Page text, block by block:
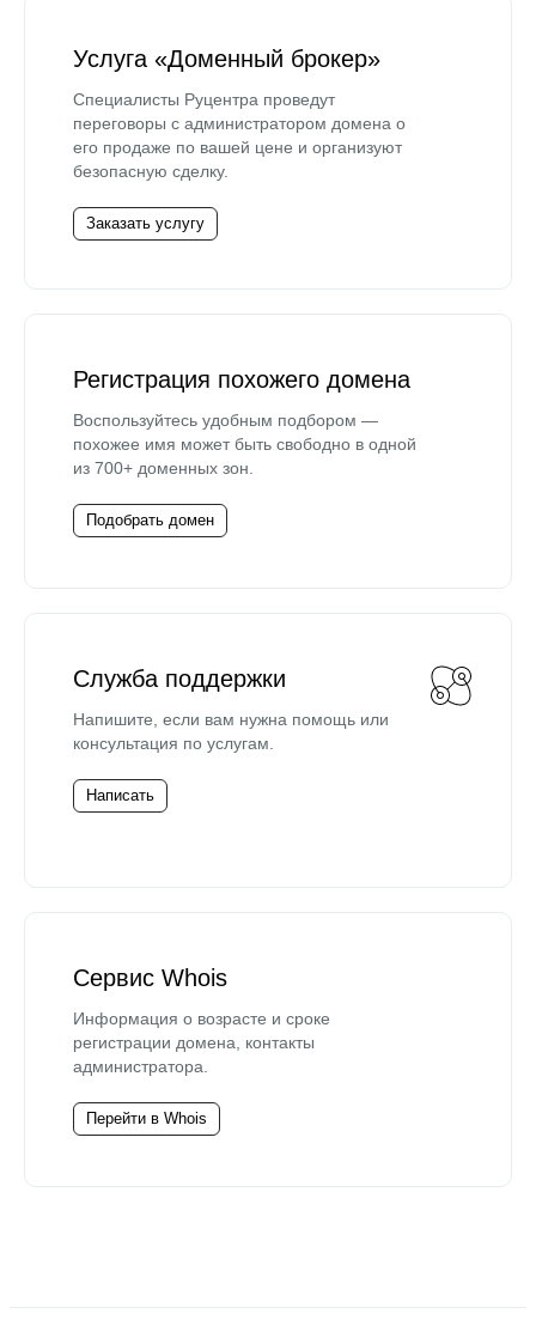
Услуга «Доменный брокер»
Специалисты Руцентра проведут
переговоры с администратором домена о
его продаже по вашей цене и организуют
безопасную сделку.
Заказать услугу
Регистрация похожего домена
Воспользуйтесь удобным подбором —
похожее имя может быть свободно в одной
из 700+ доменных зон.
Подобрать домен
Служба поддержки
Напишите, если вам нужна помощь или
консультация по услугам.
Написать
Сервис Whois
Информация о возрасте и сроке
регистрации домена, контакты
администратора.
Перейти в Whois